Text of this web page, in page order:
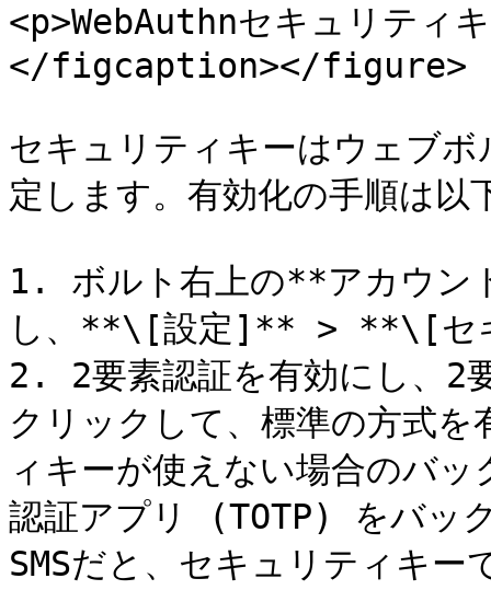
<p>WebAuthnセキュリティ
</figcaption></figure>
セキュリティキーはウェブ
定します。有効化の手順は以
1. ボルト右上の**アカウン
し、**\[設定]** > **\[セキ
2. 2要素認証を有効にし、
クリックして、標準の方式
ィキーが使えない場合のバ
認証アプリ (TOTP) をバッ
SMSだと、セキュリティキー